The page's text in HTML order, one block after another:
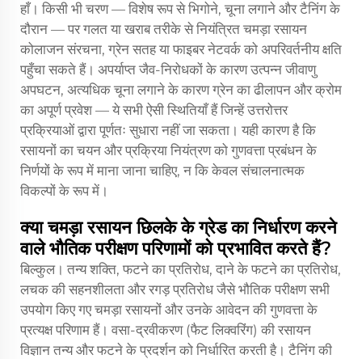
हाँ। किसी भी चरण — विशेष रूप से भिगोने, चूना लगाने और टैनिंग के
दौरान — पर गलत या खराब तरीके से नियंत्रित चमड़ा रसायन
कोलाजन संरचना, ग्रेन सतह या फाइबर नेटवर्क को अपरिवर्तनीय क्षति
पहुँचा सकते हैं। अपर्याप्त जैव-निरोधकों के कारण उत्पन्न जीवाणु
अपघटन, अत्यधिक चूना लगाने के कारण ग्रेन का ढीलापन और क्रोम
का अपूर्ण प्रवेश — ये सभी ऐसी स्थितियाँ हैं जिन्हें उत्तरोत्तर
प्रक्रियाओं द्वारा पूर्णतः सुधारा नहीं जा सकता। यही कारण है कि
रसायनों का चयन और प्रक्रिया नियंत्रण को गुणवत्ता प्रबंधन के
निर्णयों के रूप में माना जाना चाहिए, न कि केवल संचालनात्मक
विकल्पों के रूप में।
क्या चमड़ा रसायन छिलके के ग्रेड का निर्धारण करने
वाले भौतिक परीक्षण परिणामों को प्रभावित करते हैं?
बिल्कुल। तन्य शक्ति, फटने का प्रतिरोध, दाने के फटने का प्रतिरोध,
लचक की सहनशीलता और रगड़ प्रतिरोध जैसे भौतिक परीक्षण सभी
उपयोग किए गए चमड़ा रसायनों और उनके आवेदन की गुणवत्ता के
प्रत्यक्ष परिणाम हैं। वसा-द्रवीकरण (फैट लिक्वरिंग) की रसायन
विज्ञान तन्य और फटने के प्रदर्शन को निर्धारित करती है। टैनिंग की